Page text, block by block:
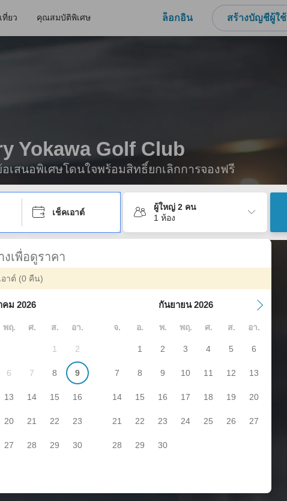
ที่ยว คุณสมบัติพิเศษ ล็อกอิน สร้างบัญชีผู้ใช้
Yokawa Golf Club
เสนอพิเศษโดนใจพร้อมสิทธิ์ยกเลิกการจองฟรี
เช็คเอาต์
ผู้ใหญ่ 2 คน
1 ห้อง
งเพื่อดูราคา
าต์ (0 คืน)
คม 2026
พฤ. ศ. ส. อา.
1 2
6 7 8 9
13 14 15 16
20 21 22 23
27 28 29 30
กันยายน 2026
จ. อ. พ. พฤ. ศ. ส. อา.
1 2 3 4 5 6
7 8 9 10 11 12 13
14 15 16 17 18 19 20
21 22 23 24 25 26 27
28 29 30